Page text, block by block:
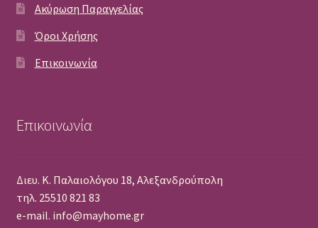
Ακύρωση Παραγγελίας
Όροι Χρήσης
Επικοινωνία
Επικοινωνία
Διευ. Κ. Παλαιολόγου 18, Αλεξανδρούπολη
τηλ. 25510 821 83
e-mail. info@mayhome.gr